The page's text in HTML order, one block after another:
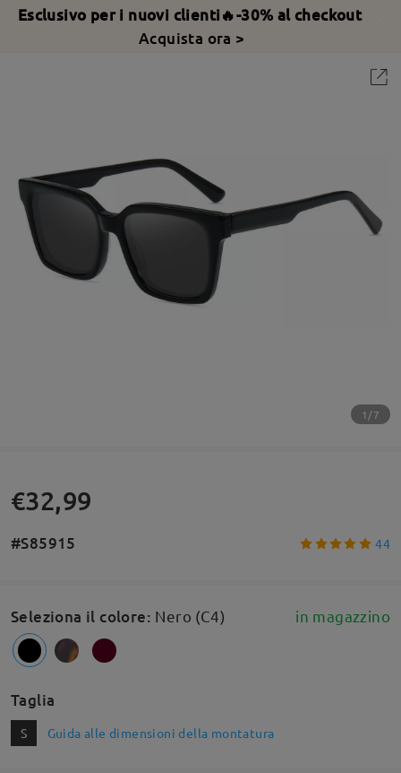
Esclusivo per i nuovi clienti🔥-30% al checkout
Acquista ora >
1/7
€32,99
#S85915 44
Seleziona il colore: Nero (C4) in magazzino
Taglia
S Guida alle dimensioni della montatura